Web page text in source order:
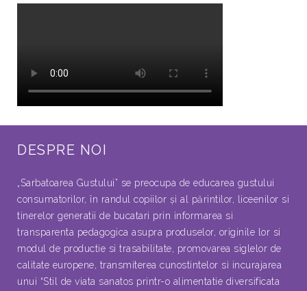
DESPRE NOI
„Sarbatoarea Gustului” se preocupa de educarea gustului
consumatorilor, în randul copiilor şi al părintilor, liceenilor si
tinerelor generatii de bucatari prin informarea si
transparenta pedagogica asupra produselor, originile lor si
modul de productie si trasabilitate, promovarea siglelor de
calitate europene, transmiterea cunostintelor si incurajarea
unui “Stil de viata sanatos printr-o alimentatie diversificata